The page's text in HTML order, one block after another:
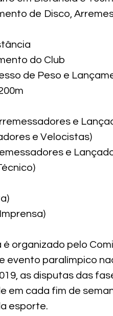
de Disco,
do Club
de Peso e
e
e Velocistas)
e
é organizado pelo
evento paralímpico
as disputas das
em cada fim de
esporte.